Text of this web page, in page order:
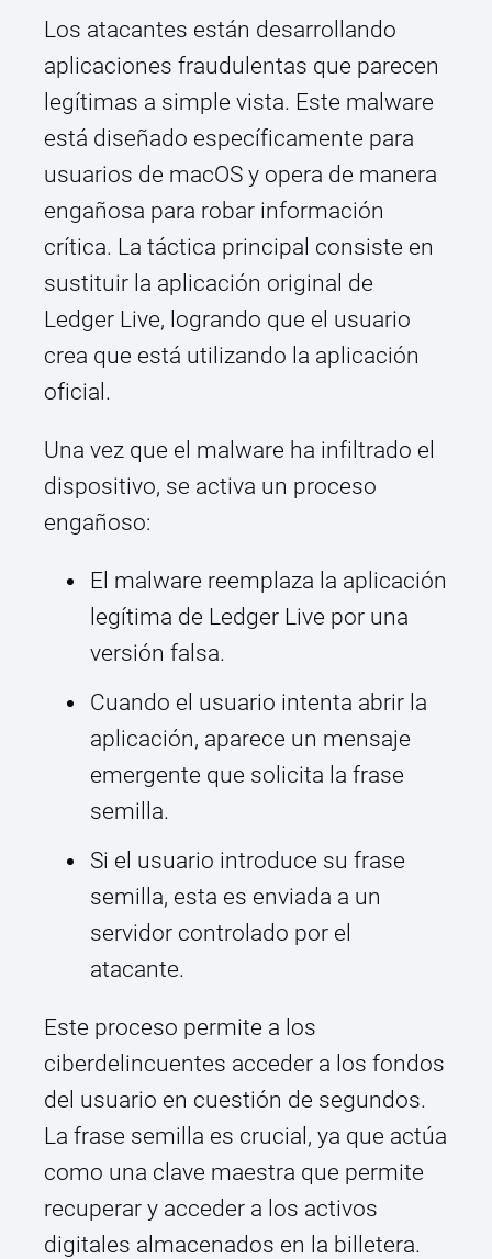
Los atacantes están desarrollando
aplicaciones fraudulentas que parecen
legítimas a simple vista. Este malware
está diseñado específicamente para
usuarios de macOS y opera de manera
engañosa para robar información
crítica. La táctica principal consiste en
sustituir la aplicación original de
Ledger Live, logrando que el usuario
crea que está utilizando la aplicación
oficial.
Una vez que el malware ha infiltrado el
dispositivo, se activa un proceso
engañoso:
El malware reemplaza la aplicación
legítima de Ledger Live por una
versión falsa.
Cuando el usuario intenta abrir la
aplicación, aparece un mensaje
emergente que solicita la frase
semilla.
Si el usuario introduce su frase
semilla, esta es enviada a un
servidor controlado por el
atacante.
Este proceso permite a los
ciberdelincuentes acceder a los fondos
del usuario en cuestión de segundos.
La frase semilla es crucial, ya que actúa
como una clave maestra que permite
recuperar y acceder a los activos
digitales almacenados en la billetera.